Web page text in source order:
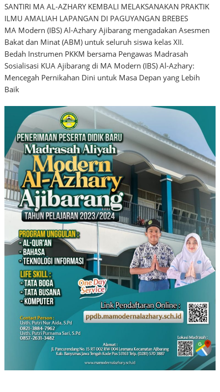
SANTIRI MA AL-AZHARY KEMBALI MELAKSANAKAN PRAKTIK
ILMU AMALIAH LAPANGAN DI PAGUYANGAN BREBES
MA Modern (IBS) Al-Azhary Ajibarang mengadakan Asesmen
Bakat dan Minat (ABM) untuk seluruh siswa kelas XII.
Bedah Instrumen PKKM bersama Pengawas Madrasah
Sosialisasi KUA Ajibarang di MA Modern (IBS) Al-Azhary:
Mencegah Pernikahan Dini untuk Masa Depan yang Lebih
Baik